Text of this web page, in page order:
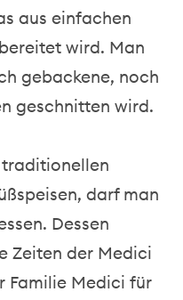
aus einfachen
wird. Man
gebackene, noch
geschnitten wird.
darf man
Dessen
Zeiten der Medici
Familie Medici für